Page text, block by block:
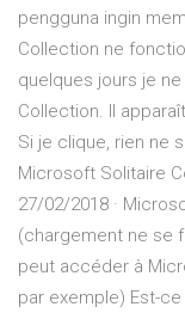
pengguna ingin
Collection ne
quelques jours je
Collection. Il
Si je clique, rien ne
Microsoft Solitaire
27/02/2018 ·
(chargement ne se
peut accéder à
par exemple) Est-